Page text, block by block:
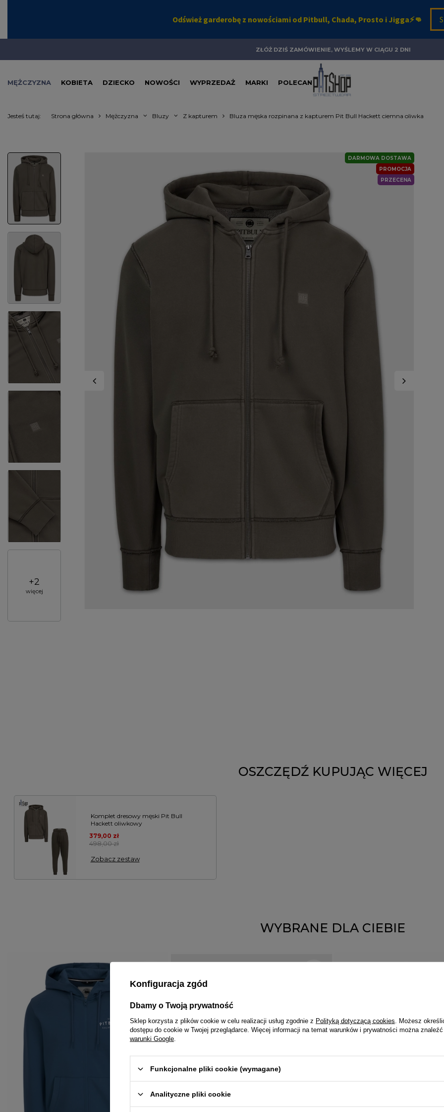
ZŁÓŻ DZIŚ ZAMÓWIENIE, WYŚLEMY W CIĄGU 2 DNI
MĘŻCZYZNA KOBIETA DZIECKO NOWOŚCI WYPRZEDAŻ MARKI POLECANE
Jesteś tutaj: Strona główna Mężczyzna Bluzy Z kapturem Bluza męska rozpinana z kapturem Pit Bull Hackett ciemna oliwka
+2
więcej
PROMOCJA
PRZECENA
DARMOWA DOSTAWA
OSZCZĘDŹ KUPUJĄC WIĘCEJ
Komplet dresowy męski Pit Bull
Hackett oliwkowy
498,00 zł
379,00 zł
Zobacz zestaw
WYBRANE DLA CIEBIE
Konfiguracja zgód
Dbamy o Twoją prywatność
Sklep korzysta z plików cookie w celu realizacji usług zgodnie z Polityką dotyczącą cookies . Możesz
dostępu do cookie w Twojej przeglądarce. Więcej informacji na temat warunków i prywatności można
warunki Google
Funkcjonalne pliki cookie (wymagane)
Analityczne pliki cookie